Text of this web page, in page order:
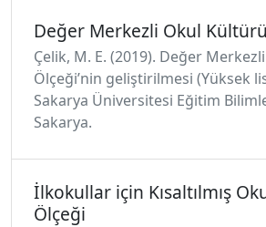
Değer Merkezli Okul
Çelik, M. E. (2019). Değer
Ölçeği’nin geliştirilmesi (Yüksek
Sakarya Üniversitesi Eğitim
Sakarya.
İlkokullar için Kısaltılmış
Ölçeği